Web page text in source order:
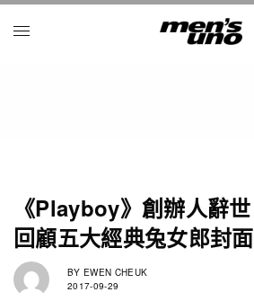
《Playboy》創辦人辭世
回顧五大經典兔女郎封面
BY EWEN CHEUK
2017-09-29